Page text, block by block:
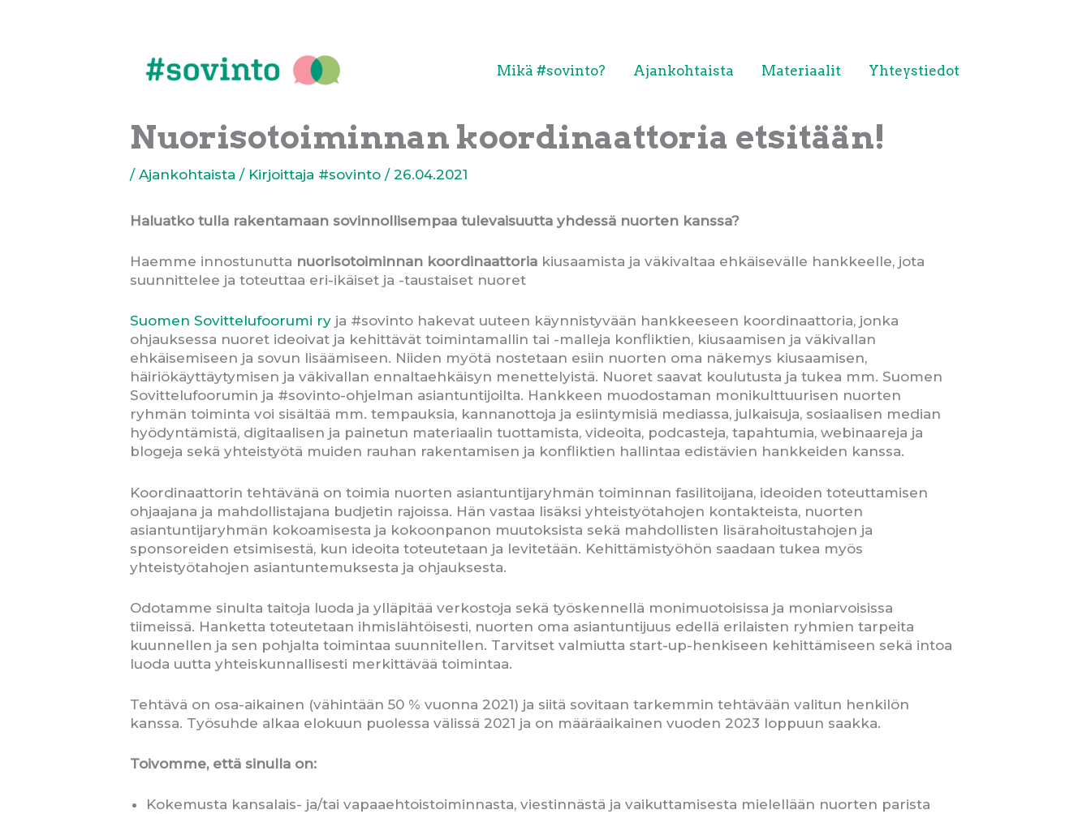
Mikä #sovinto? Ajankohtaista Materiaalit Yhteystiedot
Nuorisotoiminnan koordinaattoria etsitään!
/ Ajankohtaista / Kirjoittaja #sovinto / 26.04.2021
Haluatko tulla rakentamaan sovinnollisempaa tulevaisuutta yhdessä nuorten kanssa?
Haemme innostunutta nuorisotoiminnan koordinaattoria kiusaamista ja väkivaltaa ehkäisevälle hankkeelle, jota
suunnittelee ja toteuttaa eri-ikäiset ja -taustaiset nuoret
Suomen Sovittelufoorumi ry ja #sovinto hakevat uuteen käynnistyvään hankkeeseen koordinaattoria, jonka
ohjauksessa nuoret ideoivat ja kehittävät toimintamallin tai -malleja konfliktien, kiusaamisen ja väkivallan
ehkäisemiseen ja sovun lisäämiseen. Niiden myötä nostetaan esiin nuorten oma näkemys kiusaamisen,
häiriökäyttäytymisen ja väkivallan ennaltaehkäisyn menettelyistä. Nuoret saavat koulutusta ja tukea mm. Suomen
Sovittelufoorumin ja #sovinto-ohjelman asiantuntijoilta. Hankkeen muodostaman monikulttuurisen nuorten
ryhmän toiminta voi sisältää mm. tempauksia, kannanottoja ja esiintymisiä mediassa, julkaisuja, sosiaalisen median
hyödyntämistä, digitaalisen ja painetun materiaalin tuottamista, videoita, podcasteja, tapahtumia, webinaareja ja
blogeja sekä yhteistyötä muiden rauhan rakentamisen ja konfliktien hallintaa edistävien hankkeiden kanssa.
Koordinaattorin tehtävänä on toimia nuorten asiantuntijaryhmän toiminnan fasilitoijana, ideoiden toteuttamisen
ohjaajana ja mahdollistajana budjetin rajoissa. Hän vastaa lisäksi yhteistyötahojen kontakteista, nuorten
asiantuntijaryhmän kokoamisesta ja kokoonpanon muutoksista sekä mahdollisten lisärahoitustahojen ja
sponsoreiden etsimisestä, kun ideoita toteutetaan ja levitetään. Kehittämistyöhön saadaan tukea myös
yhteistyötahojen asiantuntemuksesta ja ohjauksesta.
Odotamme sinulta taitoja luoda ja ylläpitää verkostoja sekä työskennellä monimuotoisissa ja moniarvoisissa
tiimeissä. Hanketta toteutetaan ihmislähtöisesti, nuorten oma asiantuntijuus edellä erilaisten ryhmien tarpeita
kuunnellen ja sen pohjalta toimintaa suunnitellen. Tarvitset valmiutta start-up-henkiseen kehittämiseen sekä intoa
luoda uutta yhteiskunnallisesti merkittävää toimintaa.
Tehtävä on osa-aikainen (vähintään 50 % vuonna 2021) ja siitä sovitaan tarkemmin tehtävään valitun henkilön
kanssa. Työsuhde alkaa elokuun puolessa välissä 2021 ja on määräaikainen vuoden 2023 loppuun saakka.
Toivomme, että sinulla on:
Kokemusta kansalais- ja/tai vapaaehtoistoiminnasta, viestinnästä ja vaikuttamisesta mielellään nuorten parista